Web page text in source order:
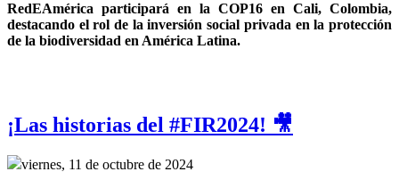
RedEAmérica participará en la COP16 en Cali, Colombia,
destacando el rol de la inversión social privada en la protección
de la biodiversidad en América Latina.
¡Las historias del #FIR2024! 🎥
viernes, 11 de octubre de 2024